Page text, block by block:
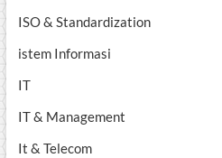
ISO & Standardization
istem Informasi
IT
IT & Management
It & Telecom